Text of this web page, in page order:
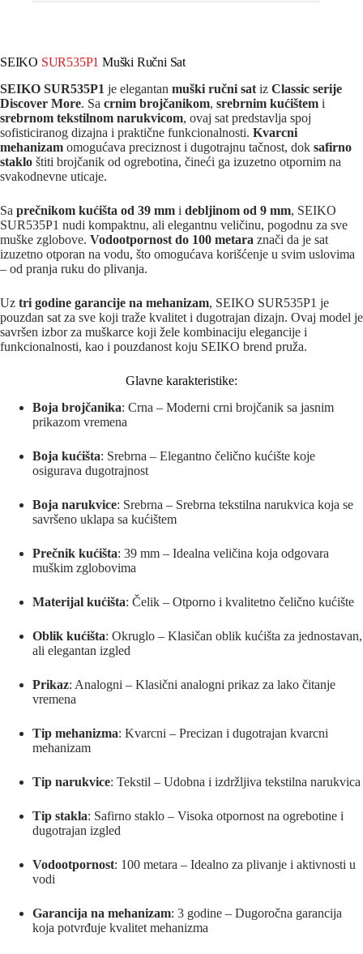
SEIKO SUR535P1 Muški Ručni Sat
SEIKO SUR535P1 je elegantan muški ručni satiz Classic serije
Discover More. Sa crnim brojčanikom, srebrnim kućištem i
srebrnom tekstilnom narukvicom, ovaj sat predstavlja spoj
sofisticiranog dizajna i praktične funkcionalnosti. Kvarcni
mehanizam omogućava preciznost i dugotrajnu tačnost, dok safirno
staklo štiti brojčanik od ogrebotina, čineći ga izuzetno otpornim na
svakodnevne uticaje.
Sa prečnikom kućišta od 39 mm i debljinom od 9 mm, SEIKO
SUR535P1 nudi kompaktnu, ali elegantnu veličinu, pogodnu za sve
muške zglobove. Vodootpornost do 100 metara znači da je sat
izuzetno otporan na vodu, što omogućava korišćenje u svim uslovima
– od pranja ruku do plivanja.
Uz tri godine garancije na mehanizam, SEIKO SUR535P1 je
pouzdan sat za sve koji traže kvalitet i dugotrajan dizajn. Ovaj model je
savršen izbor za muškarce koji žele kombinaciju elegancije i
funkcionalnosti, kao i pouzdanost koju SEIKO brend pruža.
Glavne karakteristike:
Boja brojčanika: Crna – Moderni crni brojčanik sa jasnim
prikazom vremena
Boja kućišta: Srebrna – Elegantno čelično kućište koje
osigurava dugotrajnost
Boja narukvice: Srebrna – Srebrna tekstilna narukvica koja se
savršeno uklapa sa kućištem
Prečnik kućišta: 39 mm – Idealna veličina koja odgovara
muškim zglobovima
Materijal kućišta: Čelik – Otporno i kvalitetno čelično kućište
Oblik kućišta: Okruglo – Klasičan oblik kućišta za jednostavan,
ali elegantan izgled
Prikaz: Analogni – Klasični analogni prikaz za lako čitanje
vremena
Tip mehanizma: Kvarcni – Precizan i dugotrajan kvarcni
mehanizam
Tip narukvice: Tekstil – Udobna i izdržljiva tekstilna narukvica
Tip stakla: Safirno staklo – Visoka otpornost na ogrebotine i
dugotrajan izgled
Vodootpornost: 100 metara – Idealno za plivanje i aktivnosti u
vodi
Garancija na mehanizam: 3 godine – Dugoročna garancija
koja potvrđuje kvalitet mehanizma